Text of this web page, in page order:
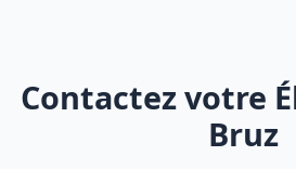
Contactez votre
Bruz